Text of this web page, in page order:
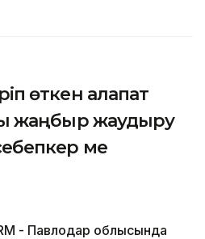
өткен алапат
жаңбыр жаудыру
ме
- Павлодар облысында